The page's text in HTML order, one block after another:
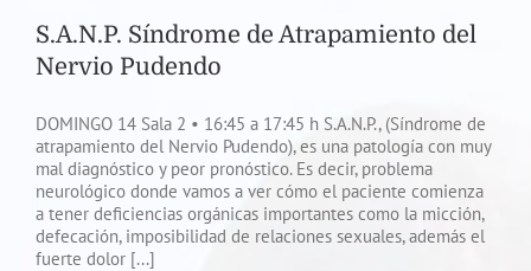
S.A.N.P. Síndrome de Atrapamiento del
Nervio Pudendo
DOMINGO 14 Sala 2 • 16:45 a 17:45 h S.A.N.P., (Síndrome de
atrapamiento del Nervio Pudendo), es una patología con muy
mal diagnóstico y peor pronóstico. Es decir, problema
neurológico donde vamos a ver cómo el paciente comienza
a tener deficiencias orgánicas importantes como la micción,
defecación, imposibilidad de relaciones sexuales, además el
fuerte dolor [...]